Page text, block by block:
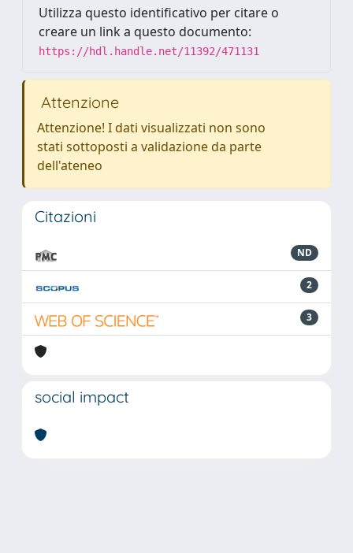
Utilizza questo identificativo per citare o
creare un link a questo documento:
https://hdl.handle.net/11392/471131
Attenzione
Attenzione! I dati visualizzati non sono
stati sottoposti a validazione da parte
dell'ateneo
Citazioni
ND
2
3
social impact